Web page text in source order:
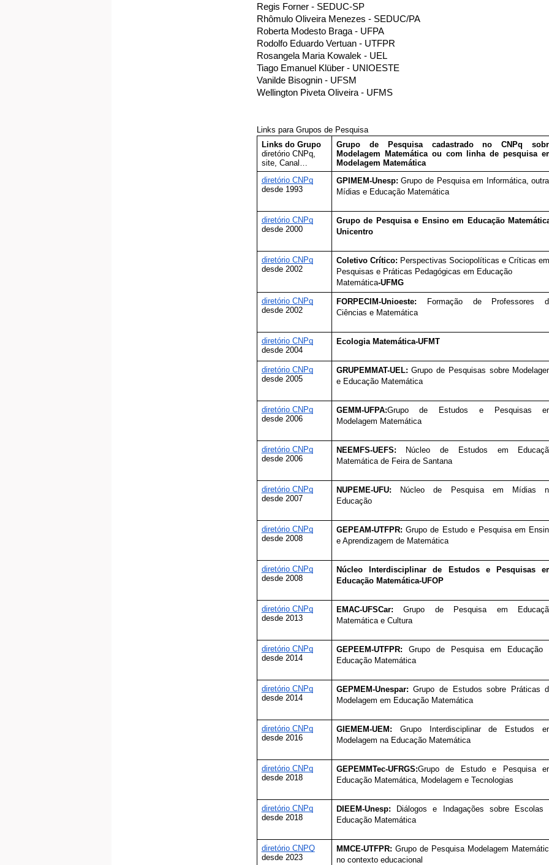
Regis Forner - SEDUC-SP
Rhômulo Oliveira Menezes - SEDUC/PA
Roberta Modesto Braga - UFPA
Rodolfo Eduardo Vertuan - UTFPR
Rosangela Maria Kowalek - UEL
Tiago Emanuel Klüber - UNIOESTE
Vanilde Bisognin - UFSM
Wellington Piveta Oliveira - UFMS
Links para Grupos de Pesquisa
Links do Grupo
diretório CNPq,
site, Canal…
Grupo de Pesquisa cadastrado no CNPq
Modelagem Matemática ou com linha de pesquisa
Modelagem Matemática
diretório CNPq
desde 1993
GPIMEM-Unesp: Grupo de Pesquisa em Informática,
Mídias e Educação Matemática
diretório CNPq
desde 2000
Grupo de Pesquisa e Ensino em Educação
Unicentro
diretório CNPq
desde 2002
Coletivo Crítico: Perspectivas Sociopolíticas e Críticas em
Pesquisas e Práticas Pedagógicas em Educação
Matemática-UFMG
diretório CNPq
desde 2002
FORPECIM-Unioeste:
Formação de Professores
Ciências e Matemática
diretório CNPq
desde 2004
Ecologia Matemática-UFMT
diretório CNPq
desde 2005
GRUPEMMAT-UEL: Grupo de Pesquisas sobre
e Educação Matemática
diretório CNPq
desde 2006
GEMM-UFPA:Grupo de Estudos e Pesquisas
Modelagem Matemática
diretório CNPq
desde 2006
NEEMFS-UEFS:
Núcleo de Estudos em
Matemática de Feira de Santana
diretório CNPq
desde 2007
NUPEME-UFU:
Núcleo de Pesquisa em Mídias
Educação
diretório CNPq
desde 2008
GEPEAM-UTFPR: Grupo de Estudo e Pesquisa em
e Aprendizagem de Matemática
diretório CNPq
desde 2008
Núcleo Interdisciplinar de Estudos e Pesquisas
Educação Matemática-UFOP
diretório CNPq
desde 2013
EMAC-UFSCar: Grupo de Pesquisa em
Matemática e Cultura
diretório CNPq
desde 2014
GEPEEM-UTFPR: Grupo de Pesquisa em Educação
Educação Matemática
diretório CNPq
desde 2014
GEPMEM-Unespar: Grupo de Estudos sobre Práticas
Modelagem em Educação Matemática
diretório CNPq
desde 2016
GIEMEM-UEM: Grupo Interdisciplinar de Estudos
Modelagem na Educação Matemática
diretório CNPq
desde 2018
GEPEMMTec-UFRGS:Grupo de Estudo e Pesquisa
Educação Matemática, Modelagem e Tecnologias
diretório CNPq
desde 2018
DIEEM-Unesp: Diálogos e Indagações sobre Escolas
Educação Matemática
diretório CNPQ
desde 2023
MMCE-UTFPR: Grupo de Pesquisa Modelagem
no contexto educacional